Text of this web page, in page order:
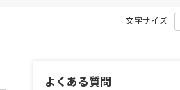
文字サイズ
よくある質問